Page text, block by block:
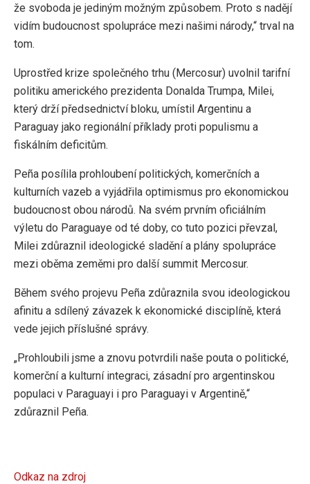
že svoboda je jediným možným způsobem. Proto s nadějí
vidím budoucnost spolupráce mezi našimi národy,“ trval na
tom.
Uprostřed krize společného trhu (Mercosur) uvolnil tarifní
politiku amerického prezidenta Donalda Trumpa, Milei,
který drží předsednictví bloku, umístil Argentinu a
Paraguay jako regionální příklady proti populismu a
fiskálním deficitům.
Peña posílila prohloubení politických, komerčních a
kulturních vazeb a vyjádřila optimismus pro ekonomickou
budoucnost obou národů. Na svém prvním oficiálním
výletu do Paraguaye od té doby, co tuto pozici převzal,
Milei zdůraznil ideologické sladění a plány spolupráce
mezi oběma zeměmi pro další summit Mercosur.
Během svého projevu Peña zdůraznila svou ideologickou
afinitu a sdílený závazek k ekonomické disciplíně, která
vede jejich příslušné správy.
„Prohloubili jsme a znovu potvrdili naše pouta o politické,
komerční a kulturní integraci, zásadní pro argentinskou
populaci v Paraguayi i pro Paraguayi v Argentině,“
zdůraznil Peña.
Odkaz na zdroj